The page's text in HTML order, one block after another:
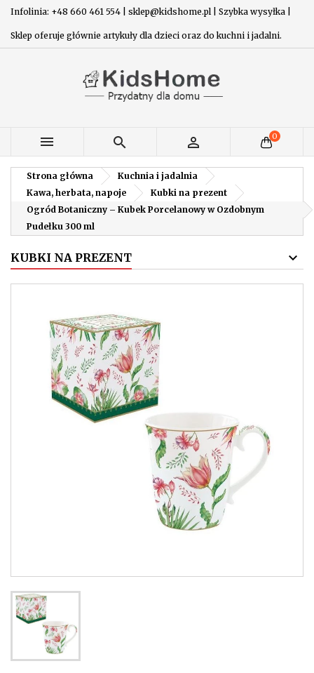
Infolinia: +48 660 461 554 | sklep@kidshome.pl | Szybka wysyłka |
Sklep oferuje głównie artykuły dla dzieci oraz do kuchni i jadalni.
   0
Strona główna
Kuchnia i jadalnia
Kawa, herbata, napoje
Kubki na prezent
Ogród Botaniczny – Kubek Porcelanowy w Ozdobnym
Pudełku 300 ml
KUBKI NA PREZENT